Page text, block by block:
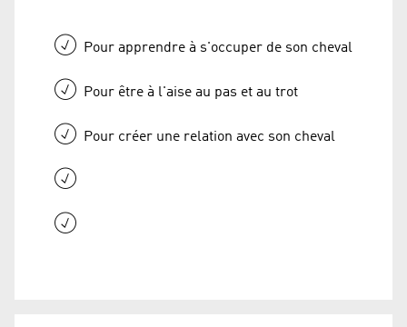
Pour apprendre à s'occuper de son cheval
Pour être à l'aise au pas et au trot
Pour créer une relation avec son cheval